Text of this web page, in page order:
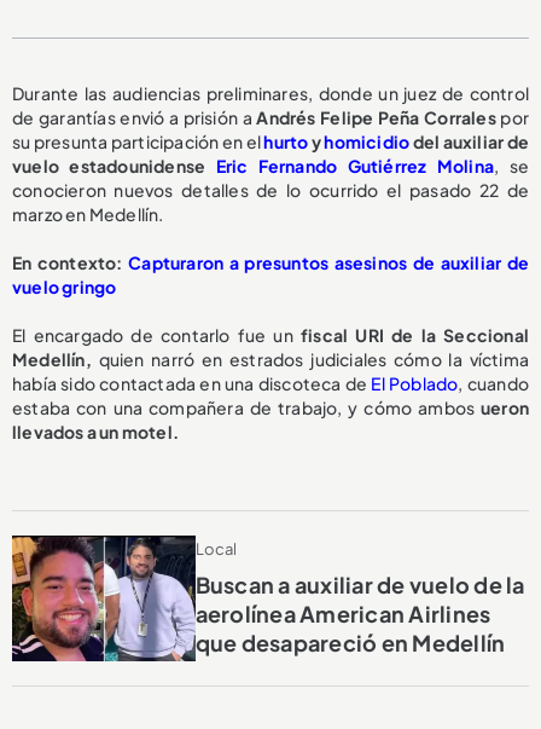
Durante las audiencias preliminares, donde un juez de control
de garantías envió a prisión aAndrés Felipe Peña Corralespor
su presunta participación en elhurtoyhomicidiodel auxiliar de
vuelo estadounidense Eric Fernando Gutiérrez Molina, se
conocieron nuevos detalles de lo ocurrido el pasado 22 de
marzo en Medellín.
En contexto: Capturaron a presuntos asesinos de auxiliar de
vuelo gringo
El encargado de contarlo fue unfiscal URI de la Seccional
Medellín, quien narró en estrados judiciales cómo la víctima
había sido contactada en una discoteca de El Poblado, cuando
estaba con una compañera de trabajo, y cómo ambos ueron
llevados a un motel.
Local
Buscan a auxiliar de vuelo de la
aerolínea American Airlines
que desapareció en Medellín